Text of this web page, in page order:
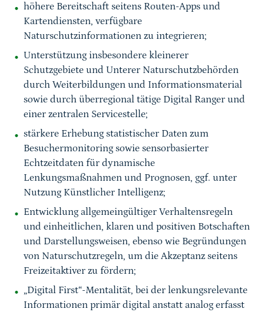
höhere Bereitschaft seitens Routen-Apps und
Kartendiensten, verfügbare
Naturschutzinformationen zu integrieren;
Unterstützung insbesondere kleinerer
Schutzgebiete und Unterer Naturschutzbehörden
durch Weiterbildungen und Informationsmaterial
sowie durch überregional tätige Digital Ranger und
einer zentralen Servicestelle;
stärkere Erhebung statistischer Daten zum
Besuchermonitoring sowie sensorbasierter
Echtzeitdaten für dynamische
Lenkungsmaßnahmen und Prognosen, ggf. unter
Nutzung Künstlicher Intelligenz;
Entwicklung allgemeingültiger Verhaltensregeln
und einheitlichen, klaren und positiven Botschaften
und Darstellungsweisen, ebenso wie Begründungen
von Naturschutzregeln, um die Akzeptanz seitens
Freizeitaktiver zu fördern;
„Digital First“-Mentalität, bei der lenkungsrelevante
Informationen primär digital anstatt analog erfasst